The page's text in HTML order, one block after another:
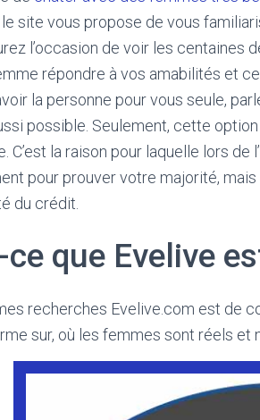
site vous propose de vous
l’occasion de voir les centaines
répondre à vos amabilités et
la personne pour vous seule,
possible. Seulement, cette
C’est la raison pour laquelle lors
pour prouver votre majorité,
du crédit.
ce que Evelive
recherches Evelive.com est de
sur, où les femmes sont réels et